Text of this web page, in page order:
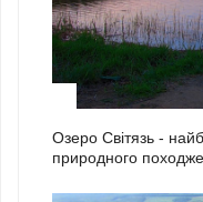
Озеро Світязь -
природного